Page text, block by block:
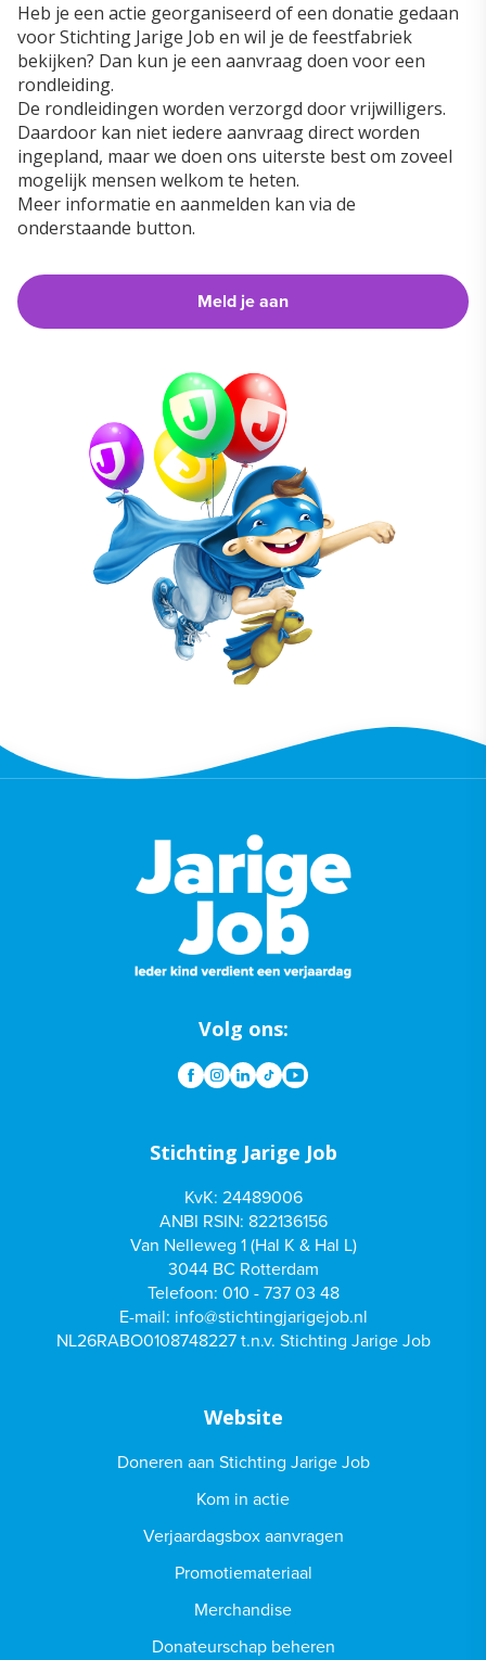
Heb je een actie georganiseerd of een donatie gedaan
voor Stichting Jarige Job en wil je de feestfabriek
bekijken? Dan kun je een aanvraag doen voor een
rondleiding.
De rondleidingen worden verzorgd door vrijwilligers.
Daardoor kan niet iedere aanvraag direct worden
ingepland, maar we doen ons uiterste best om zoveel
mogelijk mensen welkom te heten.
Meer informatie en aanmelden kan via de
onderstaande button.
Meld je aan
Volg ons:
Stichting Jarige Job
KvK: 24489006
ANBI RSIN: 822136156
Van Nelleweg 1 (Hal K & Hal L)
3044 BC Rotterdam
Telefoon: 010 - 737 03 48
E-mail: info@stichtingjarigejob.nl
NL26RABO0108748227 t.n.v. Stichting Jarige Job
Website
Doneren aan Stichting Jarige Job
Kom in actie
Verjaardagsbox aanvragen
Promotiemateriaal
Merchandise
Donateurschap beheren